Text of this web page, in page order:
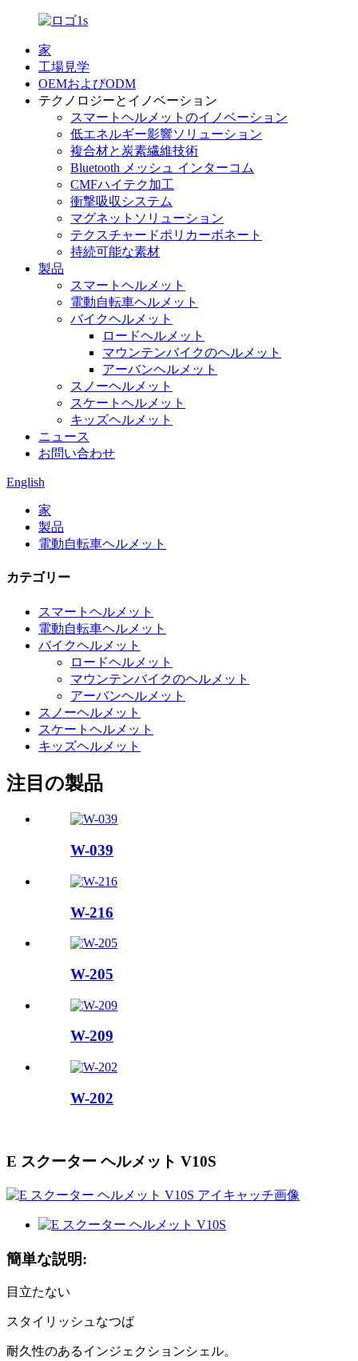
家
工場見学
OEMおよびODM
テクノロジーとイノベーション
スマートヘルメットのイノベーション
低エネルギー影響ソリューション
複合材と炭素繊維技術
Bluetooth メッシュ インターコム
CMFハイテク加工
衝撃吸収システム
マグネットソリューション
テクスチャードポリカーボネート
持続可能な素材
製品
スマートヘルメット
電動自転車ヘルメット
バイクヘルメット
ロードヘルメット
マウンテンバイクのヘルメット
アーバンヘルメット
スノーヘルメット
スケートヘルメット
キッズヘルメット
ニュース
お問い合わせ
English
家
製品
電動自転車ヘルメット
カテゴリー
スマートヘルメット
電動自転車ヘルメット
バイクヘルメット
ロードヘルメット
マウンテンバイクのヘルメット
アーバンヘルメット
スノーヘルメット
スケートヘルメット
キッズヘルメット
注目の製品
W-039
W-216
W-205
W-209
W-202
E スクーター ヘルメット V10S
簡単な説明:
目立たない
スタイリッシュなつば
耐久性のあるインジェクションシェル。